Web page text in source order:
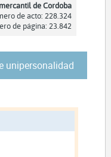
de Cordoba
de acto: 228.324
de página: 23.842
unipersonalidad